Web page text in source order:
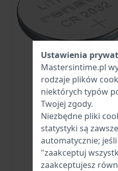
Renata
CR2032
CR2032
23,00 zł
● Dostępny
Ustawienia
Mastersintime.pl
rodzaje plików
niektórych typów
Twojej zgody.
Niezbędne pliki
statystyki są
automatycznie;
"zaakceptuj
zaakceptujesz